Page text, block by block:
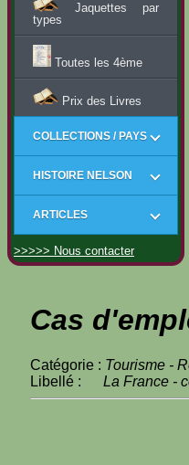
Jaquettes par
types
Toutes les 4ème
Prix des Livres
COLLECTIONS / PAYS
HISTOIRE NELSON
ARTICLES
>>>>> Nous contacter
Cas
Catégorie : Tourisme -
Libellé : La France -